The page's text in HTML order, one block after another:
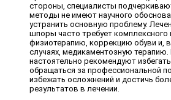
стороны, специалисты
методы не имеют научного
устранить основную проблему.
шпоры часто требует комплексного
физиотерапию, коррекцию обуви и,
случаях, медикаментозную терапию.
настоятельно рекомендуют
обращаться за профессиональной
избежать осложнений и достичь
результатов в лечении.